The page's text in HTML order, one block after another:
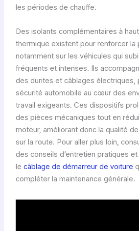
les périodes de chauffe.
Des isolants complémentaires à
thermique existent pour renforcer la
notamment sur les véhicules qui
fréquents et intenses. Ils
des durites et câblages électriques,
sécurité automobile au cœur des
travail exigeants. Ces dispositifs
des pièces mécaniques tout en
moteur, améliorant donc la qualité
sur la route. Pour aller plus loin,
des conseils d’entretien pratiques
le câblage de démarreur de voiture
compléter la maintenance générale.